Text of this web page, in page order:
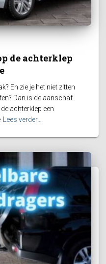
de achterklep
En zie je het niet zitten
Dan is de aanschaf
achterklep een
Lees verder…